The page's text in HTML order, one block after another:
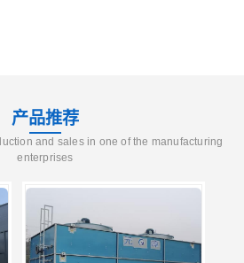
产品推荐
and sales in one of the manufacturing
enterprises